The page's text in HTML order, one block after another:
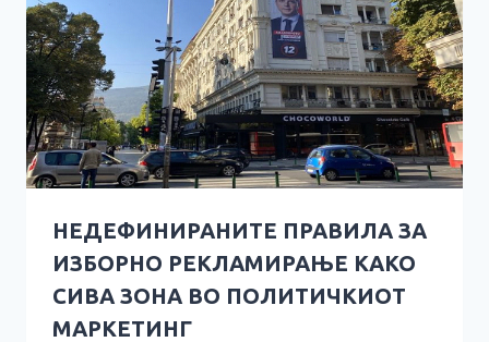
НЕДЕФИНИРАНИТЕ ПРАВИЛА ЗА
ИЗБОРНО РЕКЛАМИРАЊЕ КАКО
СИВА ЗОНА ВО ПОЛИТИЧКИОТ
МАРКЕТИНГ